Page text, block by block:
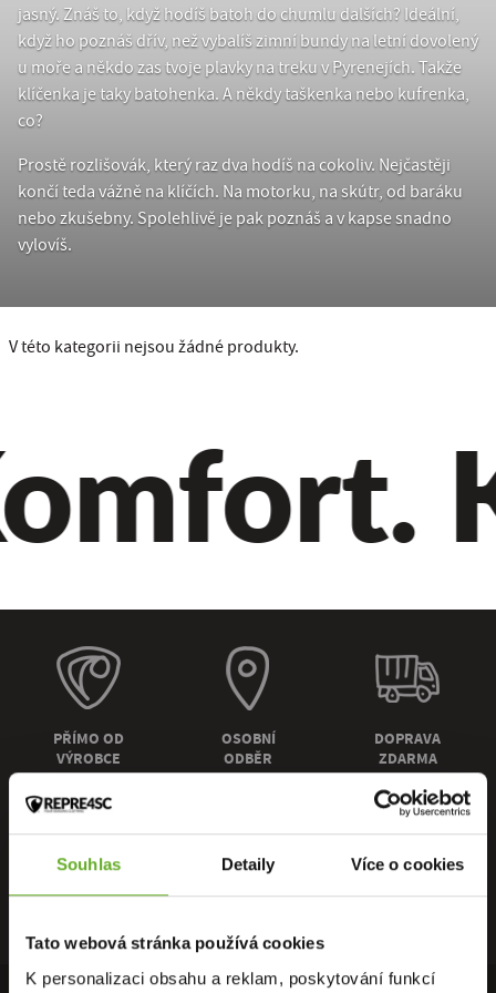
Souhlas Detaily Více o cookies
Tato webová stránka používá cookies
K personalizaci obsahu a reklam, poskytování funkcí
jasný. Znáš to, když hodíš batoh do chumlu dalších? Ideální,
když ho poznáš dřív, než vybalíš zimní bundy na letní dovolený
u moře a někdo zas tvoje plavky na treku v Pyrenejích. Takže
klíčenka je taky batohenka. A někdy taškenka nebo kufrenka,
co?
Prostě rozlišovák, který raz dva hodíš na cokoliv. Nejčastěji
končí teda vážně na klíčích. Na motorku, na skútr, od baráku
nebo zkušebny. Spolehlivě je pak poznáš a v kapse snadno
vylovíš.
V této kategorii nejsou žádné produkty.
PŘÍMO OD
VÝROBCE
OSOBNÍ
ODBĚR
DOPRAVA
ZDARMA
DORUČENÍ
ZÁRUKA
VRÁCENÍ
HEUREKA